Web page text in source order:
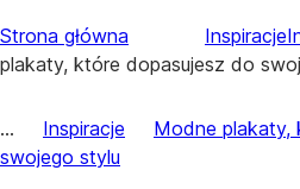
Strona główna Inspiracje
plakaty, które dopasujesz do
... Inspiracje
Modne plakaty,
swojego stylu